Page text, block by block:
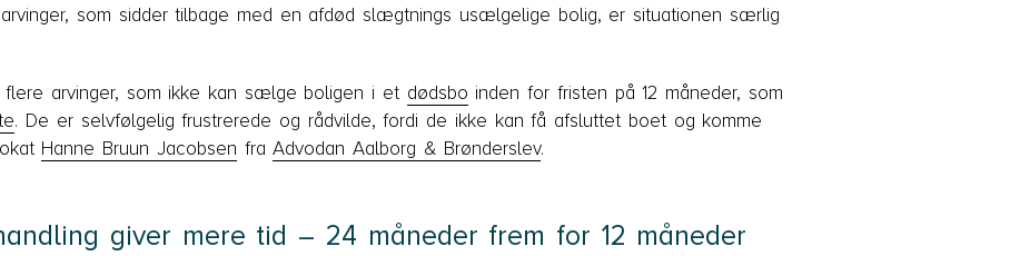
som sidder tilbage med en afdød slægtnings usælgelige bolig, er situationen særlig
flere arvinger, som ikke kan sælge boligen i et dødsbo inden for fristen på 12 måneder, som
. De er selvfølgelig frustrerede og rådvilde, fordi de ikke kan få afsluttet boet og komme
Hanne Bruun Jacobsen fraAdvodan Aalborg & Brønderslev.
giver mere tid – 24 måneder frem for 12 måneder